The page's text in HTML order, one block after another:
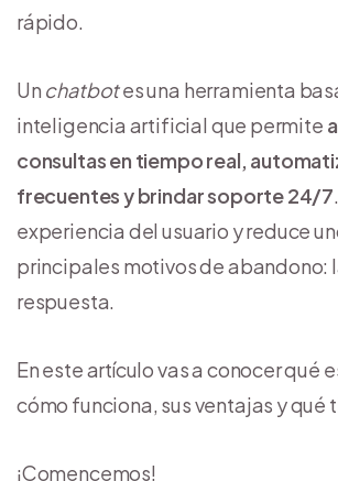
rápido.
Un chatbotes una herramienta
inteligencia artificial que permite
consultas en tiempo real,
frecuentes y brindar soporte 24/7
experiencia del usuario y reduce
principales motivos de abandono:
respuesta.
En este artículo vas a conocer qué
cómo funciona, sus ventajas y qué
¡Comencemos!